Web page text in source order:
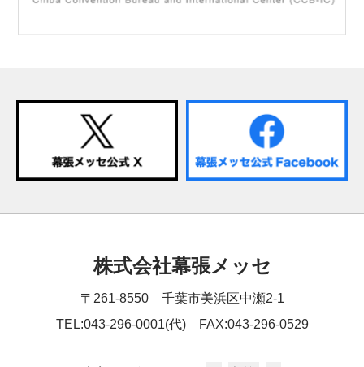
株式会社幕張メッセ
〒261-8550 千葉市美浜区中瀬2-1
TEL:043-296-0001(代) FAX:043-296-0529